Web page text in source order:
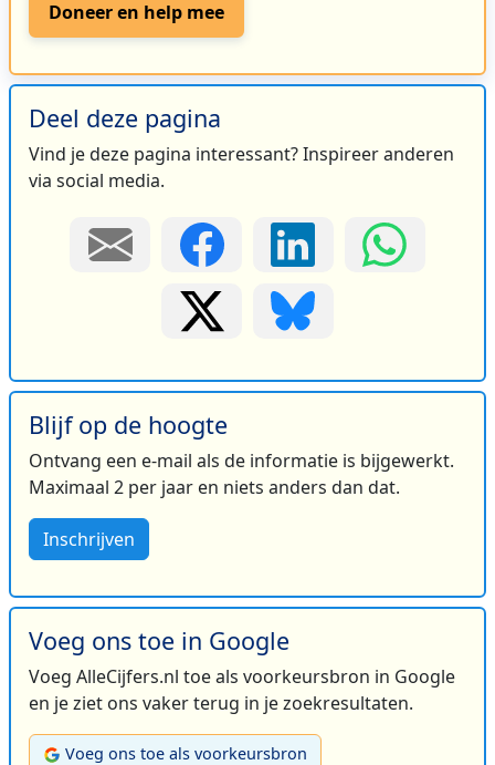
Doneer en help mee
Deel deze pagina
Vind je deze pagina interessant? Inspireer anderen
via social media.
Blijf op de hoogte
Ontvang een e-mail als de informatie is bijgewerkt.
Maximaal 2 per jaar en niets anders dan dat.
Inschrijven
Voeg ons toe in Google
Voeg AlleCijfers.nl toe als voorkeursbron in Google
en je ziet ons vaker terug in je zoekresultaten.
Voeg ons toe als voorkeursbron